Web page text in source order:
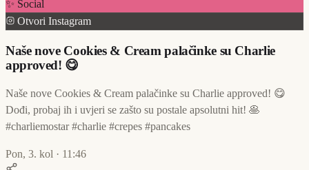
✨ Social
Otvori Instagram
Naše nove Cookies & Cream palačinke su Charlie
approved! 😋
Naše nove Cookies & Cream palačinke su Charlie approved! 😋
Dođi, probaj ih i uvjeri se zašto su postale apsolutni hit! 🥞
#charliemostar #charlie #crepes #pancakes
Pon, 3. kol · 11:46